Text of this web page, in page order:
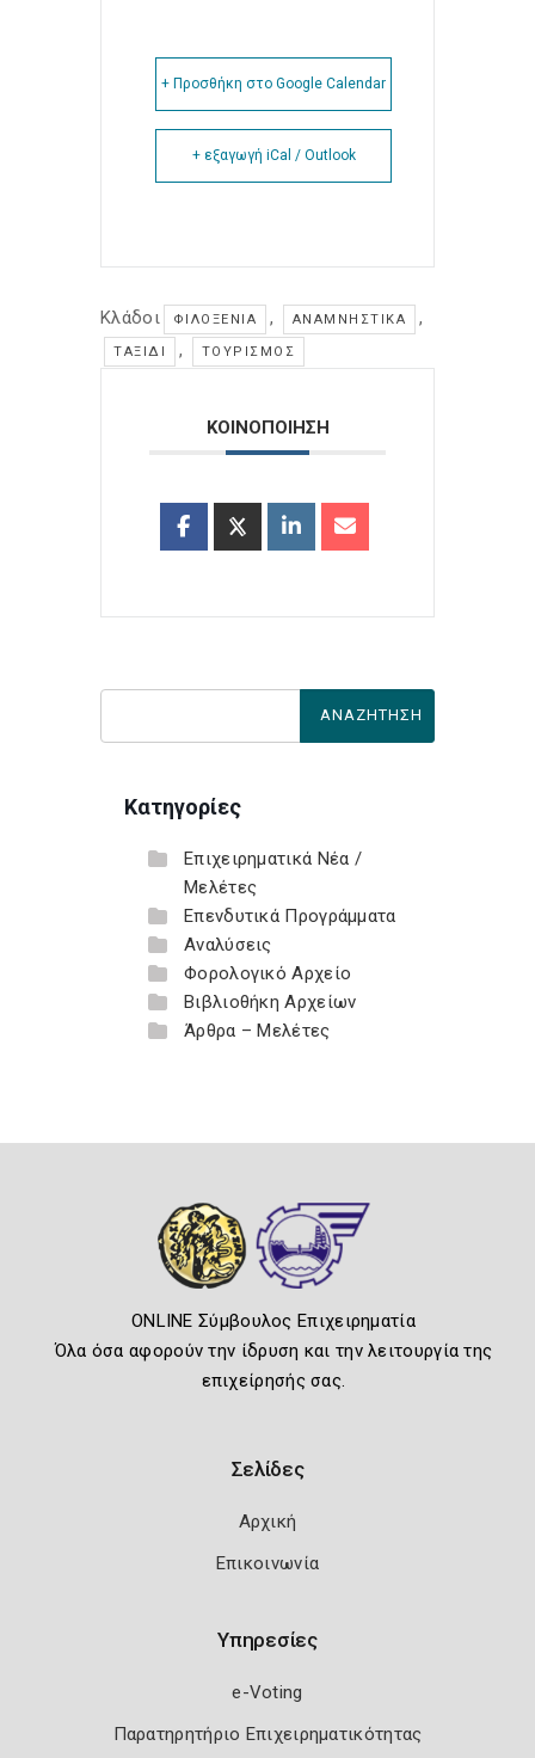
+ Προσθήκη στο Google Calendar
+ εξαγωγή iCal / Outlook
Κλάδοι ΦΙΛΟΞΕΝΊΑ , ΑΝΑΜΝΗΣΤΙΚΆ ,
ΤΑΞΊΔΙ , ΤΟΥΡΙΣΜΌΣ
ΚΟΙΝΟΠΟΙΗΣΗ
Κατηγορίες
Επιχειρηματικά Νέα /
Μελέτες
Επενδυτικά Προγράμματα
Αναλύσεις
Φορολογικό Αρχείο
Βιβλιοθήκη Αρχείων
Άρθρα – Μελέτες
ONLINE Σύμβουλος Επιχειρηματία
Όλα όσα αφορούν την ίδρυση και την λειτουργία της
επιχείρησής σας.
Σελίδες
Αρχική
Επικοινωνία
Υπηρεσίες
e-Voting
Παρατηρητήριο Επιχειρηματικότητας